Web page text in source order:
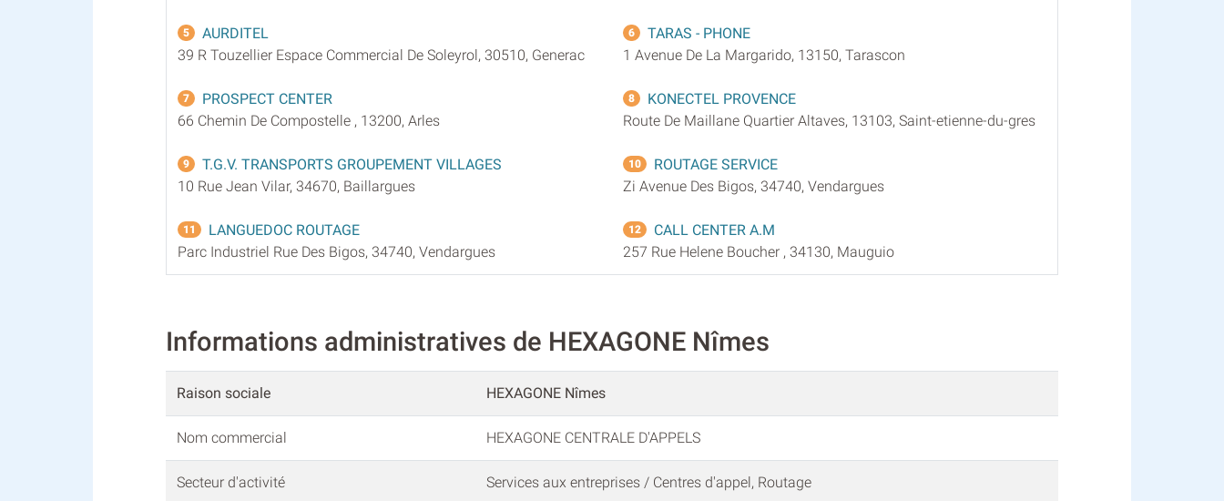
5
AURDITEL
39 R Touzellier Espace Commercial De Soleyrol, 30510, Generac
6
TARAS - PHONE
1 Avenue De La Margarido, 13150, Tarascon
7
PROSPECT CENTER
66 Chemin De Compostelle , 13200, Arles
8
KONECTEL PROVENCE
Route De Maillane Quartier Altaves, 13103, Saint-etienne-du-gres
9
T.G.V. TRANSPORTS GROUPEMENT VILLAGES
10 Rue Jean Vilar, 34670, Baillargues
10
ROUTAGE SERVICE
Zi Avenue Des Bigos, 34740, Vendargues
11
LANGUEDOC ROUTAGE
Parc Industriel Rue Des Bigos, 34740, Vendargues
12
CALL CENTER A.M
257 Rue Helene Boucher , 34130, Mauguio
Informations administratives de HEXAGONE Nîmes
Raison sociale HEXAGONE Nîmes
Nom commercial HEXAGONE CENTRALE D'APPELS
Secteur d'activité Services aux entreprises / Centres d'appel, Routage